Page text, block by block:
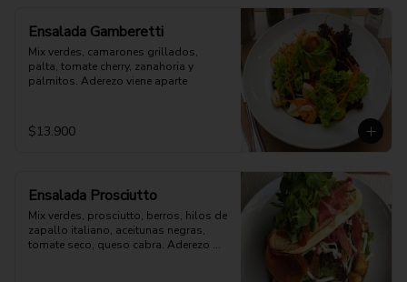
Ensalada Gamberetti
Mix verdes, camarones grillados,
palta, tomate cherry, zanahoria y
palmitos. Aderezo viene aparte
$13.900
Ensalada Prosciutto
Mix verdes, prosciutto, berros, hilos de
zapallo italiano, aceitunas negras,
tomate seco, queso cabra. Aderezo